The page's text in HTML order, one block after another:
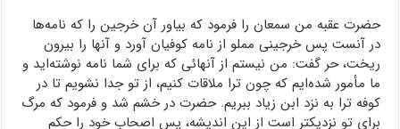
حضرت عقبه ‌من ‌سمعان را فرمود که بیاور آن خرجین را که نامه‌ها
در آنست پس خرجینی مملو از نامه کوفیان آورد و آنها را بیرون
ریخت، حر گفت: من نیستم از آنهائی که برای شما نامه نوشته‌اید و
ما مأمور شده‌ایم که چون ترا ملاقات کنیم، از تو جدا نشویم تا در
کوفه ترا به نزد ابن زیاد ببریم. حضرت در خشم شد و فرمود که مرگ
برای تو نزدیکتر است از این اندیشه، پس اصحاب خود را حکم